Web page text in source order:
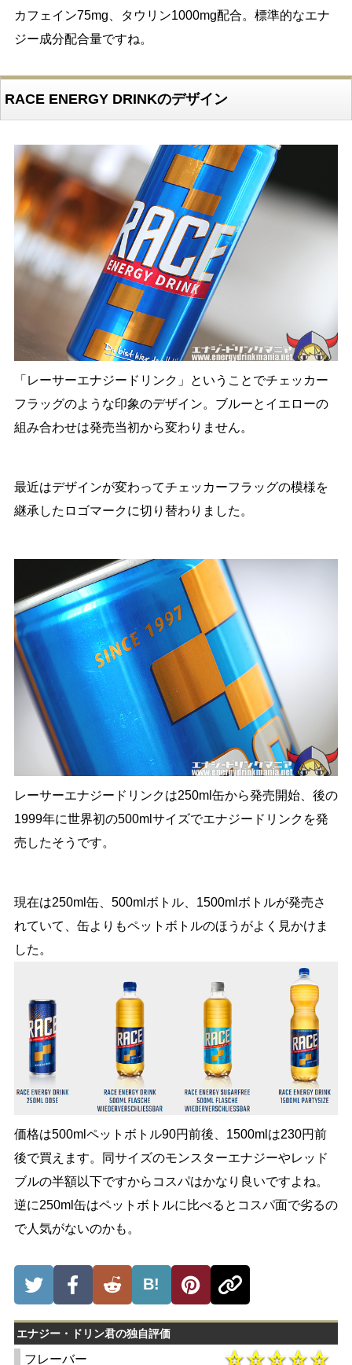
カフェイン75mg、タウリン1000mg配合。標準的なエナ
ジー成分配合量ですね。
RACE ENERGY DRINKのデザイン
「レーサーエナジードリンク」ということでチェッカー
フラッグのような印象のデザイン。ブルーとイエローの
組み合わせは発売当初から変わりません。
最近はデザインが変わってチェッカーフラッグの模様を
継承したロゴマークに切り替わりました。
レーサーエナジードリンクは250ml缶から発売開始、後の
1999年に世界初の500mlサイズでエナジードリンクを発
売したそうです。
現在は250ml缶、500mlボトル、1500mlボトルが発売さ
れていて、缶よりもペットボトルのほうがよく見かけま
した。
価格は500mlペットボトル90円前後、1500mlは230円前
後で買えます。同サイズのモンスターエナジーやレッド
ブルの半額以下ですからコスパはかなり良いですよね。
逆に250ml缶はペットボトルに比べるとコスパ面で劣るの
で人気がないのかも。
B!
エナジー・ドリン君の独自評価
フレーバー